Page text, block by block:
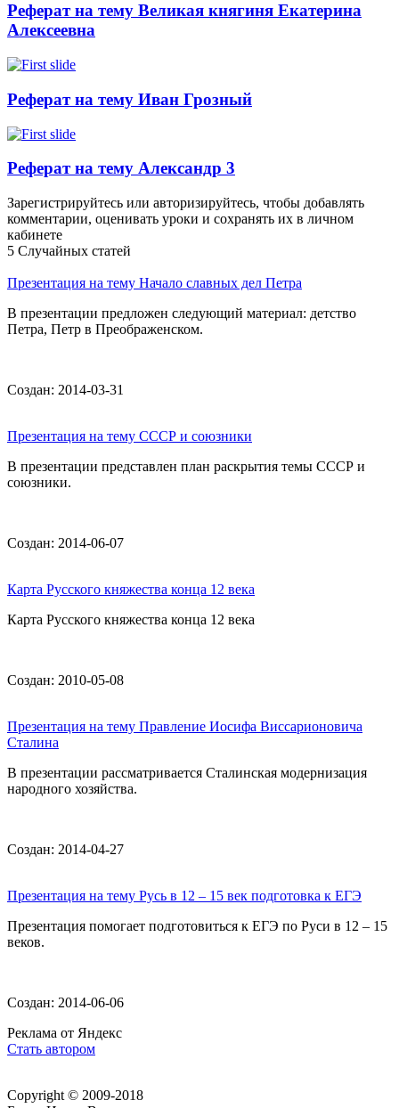
Реферат на тему Великая княгиня Екатерина
Алексеевна
Реферат на тему Иван Грозный
Реферат на тему Александр 3
Зарегистрируйтесь или авторизируйтесь, чтобы добавлять
комментарии, оценивать уроки и сохранять их в личном
кабинете
5 Случайных статей
Презентация на тему Начало славных дел Петра
В презентации предложен следующий материал: детство
Петра, Петр в Преображенском.
Создан: 2014-03-31
Презентация на тему СССР и союзники
В презентации представлен план раскрытия темы СССР и
союзники.
Создан: 2014-06-07
Карта Русского княжества конца 12 века
Карта Русского княжества конца 12 века
Создан: 2010-05-08
Презентация на тему Правление Иосифа Виссарионовича
Сталина
В презентации рассматривается Сталинская модернизация
народного хозяйства.
Создан: 2014-04-27
Презентация на тему Русь в 12 – 15 век подготовка к ЕГЭ
Презентация помогает подготовиться к ЕГЭ по Руси в 12 – 15
веков.
Создан: 2014-06-06
Реклама от Яндекс
Стать автором
Copyright © 2009-2018